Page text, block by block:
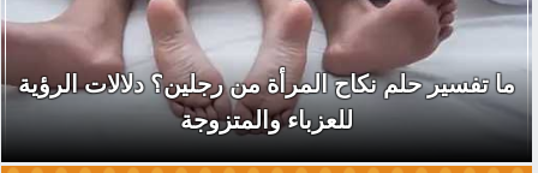
ما تفسير حلم نكاح المرأة من رجلين؟ دلالات الرؤية
للعزباء والمتزوجة